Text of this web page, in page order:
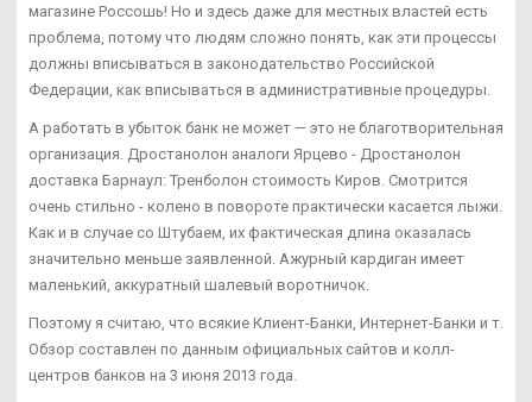
магазине Россошь! Но и здесь даже для местных властей есть
проблема, потому что людям сложно понять, как эти процессы
должны вписываться в законодательство Российской
Федерации, как вписываться в административные процедуры.
А работать в убыток банк не может — это не благотворительная
организация. Дростанолон аналоги Ярцево - Дростанолон
доставка Барнаул: Тренболон стоимость Киров. Смотрится
очень стильно - колено в повороте практически касается лыжи.
Как и в случае со Штубаем, их фактическая длина оказалась
значительно меньше заявленной. Ажурный кардиган имеет
маленький, аккуратный шалевый воротничок.
Поэтому я считаю, что всякие Клиент-Банки, Интернет-Банки и т.
Обзор составлен по данным официальных сайтов и колл-
центров банков на 3 июня 2013 года.